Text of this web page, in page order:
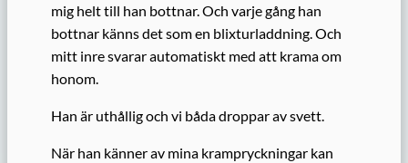
mig helt till han bottnar. Och varje gång han
bottnar känns det som en blixturladdning. Och
mitt inre svarar automatiskt med att krama om
honom.
Han är uthållig och vi båda droppar av svett.
När han känner av mina krampryckningar kan